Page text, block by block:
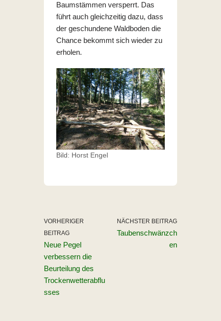
Baumstämmen versperrt. Das
führt auch gleichzeitig dazu, dass
der geschundene Waldboden die
Chance bekommt sich wieder zu
erholen.
Bild: Horst Engel
VORHERIGER
BEITRAG
Neue Pegel
verbessern die
Beurteilung des
Trockenwetterabflu
sses
NÄCHSTER BEITRAG
Taubenschwänzch
en